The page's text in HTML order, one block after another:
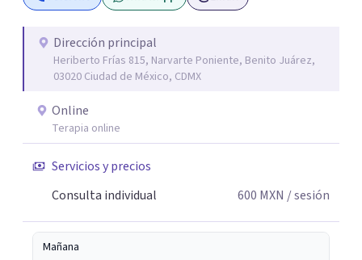
egresada de Dimensión Psicoanalítica, Licenciada en
Psicología por la UVM y Licenciada en Trabajo Social por
la UNAM. Cuento con los siguientes diplomados:
Introducción a la Lectura de Lacan: del sujeto al parletrè y
Principales aportaciones al psicoanálisis con niños y
adolescentes. Además de varios cursos y talleres, entre
ellos: Abordaje Psicológico del Duelo Infantil, El objeto
del fantasma y transferencia; Narcisismo, del mito a la
escucharte.
Dirección principal
Heriberto Frías 815, Narvarte Poniente, Benito Juárez,
03020 Ciudad de México, CDMX
Online
Terapia online
Servicios y precios
Consulta individual
600 MXN / sesión
Mañana